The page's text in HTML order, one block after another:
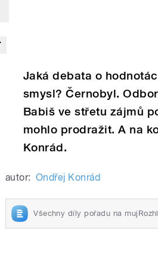
Jaká debata o
smysl? Černobyl.
Babiš ve střetu zájmů
mohlo prodražit. A na
Konrád.
autor: Ondřej Konrád
Všechny díly pořadu na